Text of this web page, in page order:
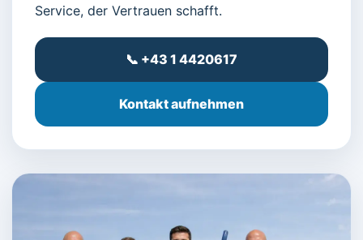
Service, der Vertrauen schafft.
📞 +43 1 4420617
Kontakt aufnehmen